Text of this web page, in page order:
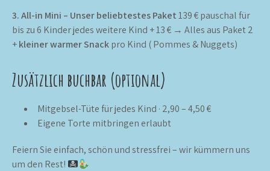
3. All-in Mini – Unser beliebtestes Paket139 € pauschal für
bis zu 6 Kinder jedes weitere Kind + 13 € → Alles aus Paket 2
+kleiner warmer Snackpro Kind ( Pommes & Nuggets)
Zusätzlich buchbar (optional)
Mitgebsel-Tüte für jedes Kind · 2,90 – 4,50 €
Eigene Torte mitbringen erlaubt
Feiern Sie einfach, schön und stressfrei – wir kümmern uns
um den Rest!